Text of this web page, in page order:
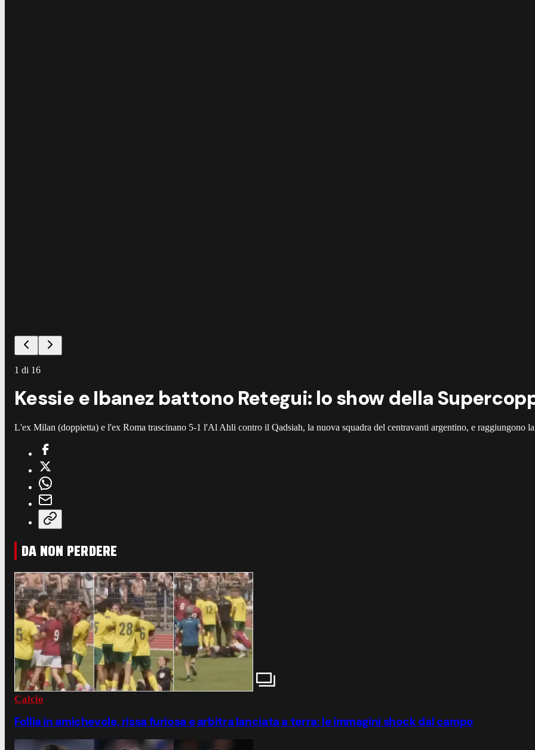
1 di 16
Kessie e Ibanez battono Retegui: lo show della
L'ex Milan (doppietta) e l'ex Roma trascinano 5-1 l'Al Ahli contro il Qadsiah, la nuova squadra del centravanti argentino, e raggiungono
DA NON PERDERE
Calcio
Follia in amichevole, rissa furiosa e arbitra lanciata a terra: le immagini shock dal campo